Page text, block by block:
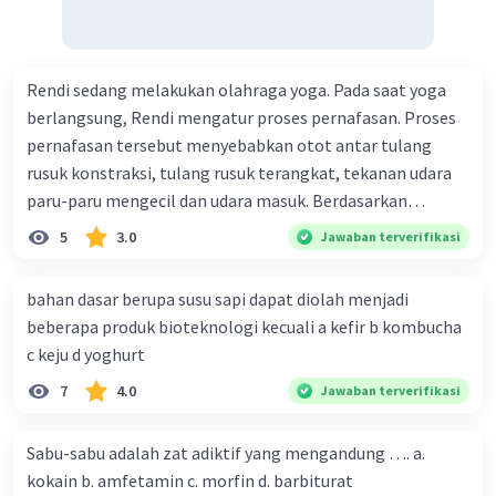
Rendi sedang melakukan olahraga yoga. Pada saat yoga
berlangsung, Rendi mengatur proses pernafasan. Proses
pernafasan tersebut menyebabkan otot antar tulang
rusuk konstraksi, tulang rusuk terangkat, tekanan udara
paru-paru mengecil dan udara masuk. Berdasarkan
informasi tersebut, dapat disimpulkan bahwa Rendi
sedang melakukan proses pernafasan....
5 3.0 Jawaban terverifikasi
bahan dasar berupa susu sapi dapat diolah menjadi
beberapa produk bioteknologi kecuali a kefir b kombucha
c keju d yoghurt
7 4.0 Jawaban terverifikasi
Sabu-sabu adalah zat adiktif yang mengandung …. a.
kokain b. amfetamin c. morfin d. barbiturat